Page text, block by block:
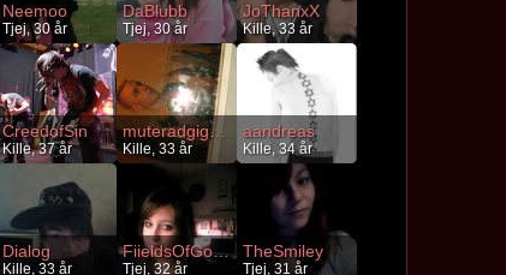
Neemoo
Tjej, 30 år
DaBlubb
Tjej, 30 år
JoThanxX
Kille, 33 år
CreedofSin
Kille, 37 år
muteradgigolo
Kille, 33 år
aandreas
Kille, 34 år
Dialog
Kille, 33 år
FiieldsOfGoold
Tjej, 32 år
TheSmiley
Tjej, 31 år